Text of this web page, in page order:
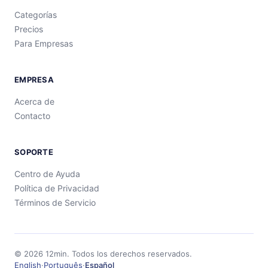
Categorías
Precios
Para Empresas
EMPRESA
Acerca de
Contacto
SOPORTE
Centro de Ayuda
Política de Privacidad
Términos de Servicio
© 2026 12min. Todos los derechos reservados.
English·Português·Español